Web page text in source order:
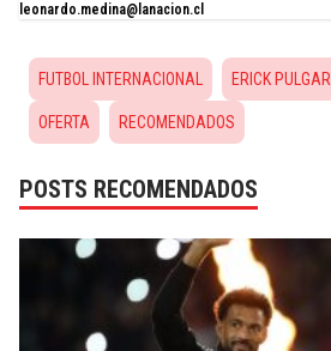
leonardo.medina@lanacion.cl
FUTBOL INTERNACIONAL ERICK PULGAR
OFERTA RECOMENDADOS
POSTS RECOMENDADOS